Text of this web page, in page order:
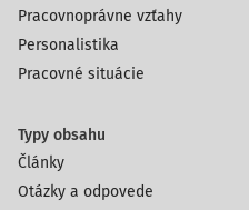
Pracovnoprávne vzťahy
Personalistika
Pracovné situácie
Typy obsahu
Články
Otázky a odpovede